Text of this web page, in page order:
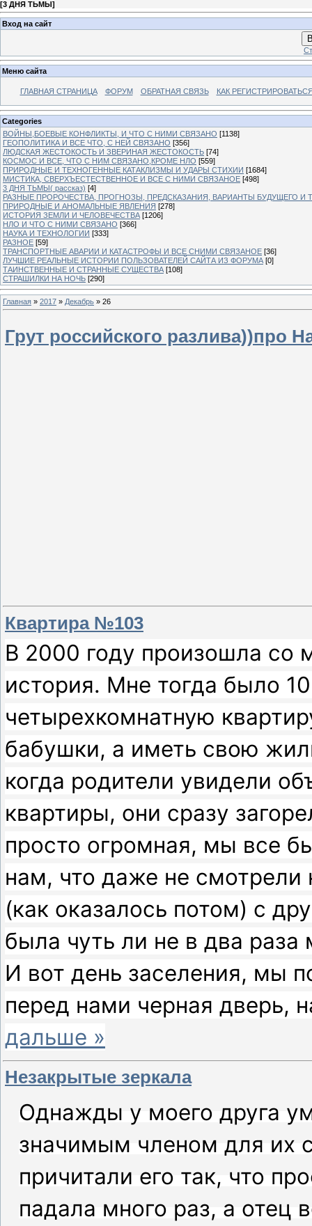
[3 ДНЯ ТЬМЫ]
Вход на сайт
Меню сайта
ГЛАВНАЯ СТРАНИЦА ФОРУМ ОБРАТНАЯ СВЯЗЬ КАК
Categories
ВОЙНЫ,БОЕВЫЕ КОНФЛИКТЫ, И ЧТО С НИМИ СВЯЗАНО [1138]
ГЕОПОЛИТИКА И ВСЕ ЧТО, С НЕЙ СВЯЗАНО [356]
ЛЮДСКАЯ ЖЕСТОКОСТЬ И ЗВЕРИНАЯ ЖЕСТОКОСТЬ [74]
КОСМОС И ВСЕ, ЧТО С НИМ СВЯЗАНО,КРОМЕ НЛО [559]
ПРИРОДНЫЕ И ТЕХНОГЕННЫЕ КАТАКЛИЗМЫ И УДАРЫ СТИХИИ [1684]
МИСТИКА, СВЕРХЪЕСТЕСТВЕННОЕ И ВСЕ С НИМИ СВЯЗАНОЕ [498]
3 ДНЯ ТЬМЫ( рассказ) [4]
РАЗНЫЕ ПРОРОЧЕСТВА, ПРОГНОЗЫ, ПРЕДСКАЗАНИЯ, ВАРИАНТЫ БУДУЩЕГО И
ПРИРОДНЫЕ И АНОМАЛЬНЫЕ ЯВЛЕНИЯ [278]
ИСТОРИЯ ЗЕМЛИ И ЧЕЛОВЕЧЕСТВА [1206]
НЛО И ЧТО С НИМИ СВЯЗАНО [366]
НАУКА И ТЕХНОЛОГИИ [333]
РАЗНОЕ [59]
ТРАНСПОРТНЫЕ АВАРИИ И КАТАСТРОФЫ И ВСЕ СНИМИ СВЯЗАНОЕ [36]
ЛУЧШИЕ РЕАЛЬНЫЕ ИСТОРИИ ПОЛЬЗОВАТЕЛЕЙ САЙТА ИЗ ФОРУМА [0]
ТАИНСТВЕННЫЕ И СТРАННЫЕ СУЩЕСТВА [108]
СТРАШИЛКИ НА НОЧЬ [290]
Главная » 2017 » Декабрь » 26
Грут российского разлива))про
Квартира №103
В 2000 году произошла со
история. Мне тогда было
четырехкомнатную
бабушки, а иметь свою
когда родители увидели
квартиры, они сразу
просто огромная, мы все
нам, что даже не смотрели
(как оказалось потом) с
была чуть ли не в два раза
И вот день заселения, мы
перед нами черная дверь,
дальше »
Незакрытые зеркала
Однажды у моего друга
значимым членом для их
причитали его так, что
падала много раз, а отец